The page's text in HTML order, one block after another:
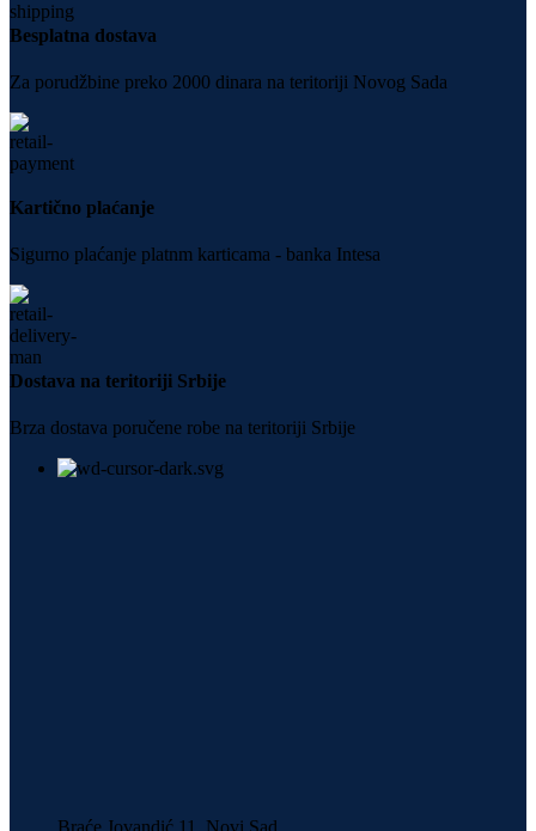
Besplatna dostava
Za porudžbine preko 2000 dinara na teritoriji Novog Sada
Kartično plaćanje
Sigurno plaćanje platnm karticama - banka Intesa
Dostava na teritoriji Srbije
Brza dostava poručene robe na teritoriji Srbije
Braće Jovandić 11, Novi Sad